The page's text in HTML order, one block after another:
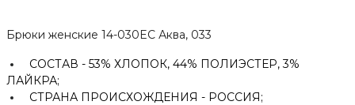
Брюки женские 14-030EC Аква, 033
СОСТАВ - 53% ХЛОПОК, 44% ПОЛИЭСТЕР, 3%
ЛАЙКРА;
СТРАНА ПРОИСХОЖДЕНИЯ - РОССИЯ;